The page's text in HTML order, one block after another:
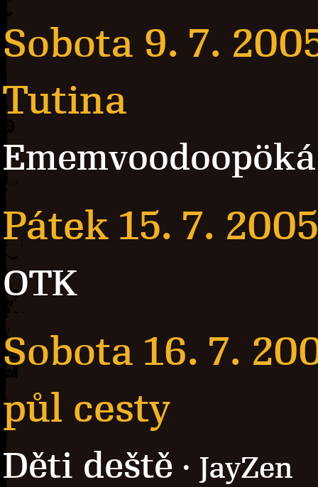
Sobota 9. 7.
Tutina
Ememvoodoopöká
Pátek 15. 7. 2005
OTK
Sobota 16. 7.
půl cesty
Děti deště · JayZen